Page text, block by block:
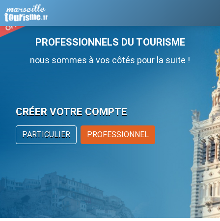
PROFESSIONNELS DU TOURISME
nous sommes à vos côtés pour la suite !
CRÉER VOTRE COMPTE
PARTICULIER PROFESSIONNEL